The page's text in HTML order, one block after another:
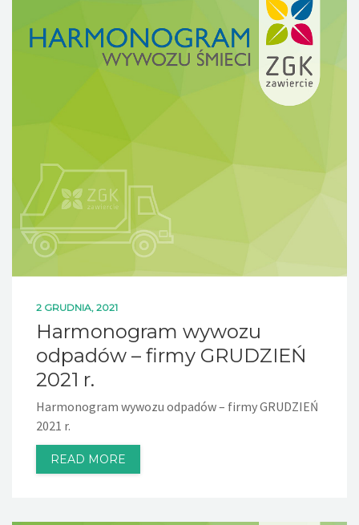
2 GRUDNIA, 2021
Harmonogram wywozu
odpadów – firmy GRUDZIEŃ
2021 r.
Harmonogram wywozu odpadów – firmy GRUDZIEŃ
2021 r.
READ MORE